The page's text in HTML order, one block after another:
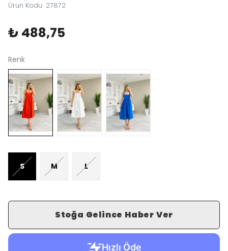
Ürün Kodu: 27872
₺ 488,75
Renk
S M L
Stoğa Gelince Haber Ver